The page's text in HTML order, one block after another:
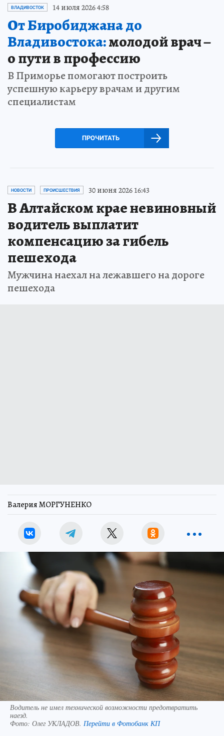
ВЛАДИВОСТОК 14 июля 2026 4:58
От Биробиджана до
Владивостока:молодой врач –
о пути в профессию
В Приморье помогают построить
успешную карьеру врачам и другим
специалистам
ПРОЧИТАТЬ
НОВОСТИ ПРОИСШЕСТВИЯ 30 июня 2026 16:43
В Алтайском крае невиновный
водитель выплатит
компенсацию за гибель
пешехода
Мужчина наехал на лежавшего на дороге
пешехода
Валерия МОРГУНЕНКО
Водитель не имел технической возможности предотвратить
наезд.
Фото: Олег УКЛАДОВ. Перейти в Фотобанк КП